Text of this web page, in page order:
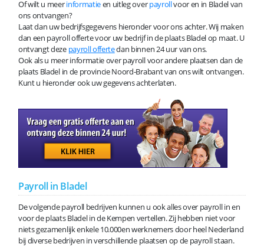
Of wilt u meerinformatieen uitleg overpayrollvoor en in Bladel van
ons ontvangen?
Laat dan uw bedrijfsgegevens hieronder voor ons achter. Wij maken
dan een payroll offerte voor uw bedrijf in de plaats Bladel op maat. U
ontvangt deze payroll offertedan binnen 24 uur van ons.
Ook als u meer informatie over payroll voor andere plaatsen dan de
plaats Bladel in de provincie Noord-Brabant van ons wilt ontvangen.
Kunt u hieronder ook uw gegevens achterlaten.
Payroll in Bladel
De volgende payroll bedrijven kunnen u ook alles over payroll in en
voor de plaats Bladel in de Kempen vertellen. Zij hebben niet voor
niets gezamenlijk enkele 10.000en werknemers door heel Nederland
bij diverse bedrijven in verschillende plaatsen op de payroll staan.